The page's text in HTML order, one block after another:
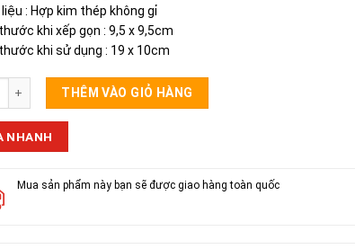
: Hợp kim thép không gỉ
khi xếp gọn : 9,5 x 9,5cm
khi sử dụng : 19 x 10cm
Mini Xếp Gọn số lượng
THÊM VÀO GIỎ HÀNG
NHANH
Mua sản phẩm này bạn sẽ được giao hàng toàn quốc